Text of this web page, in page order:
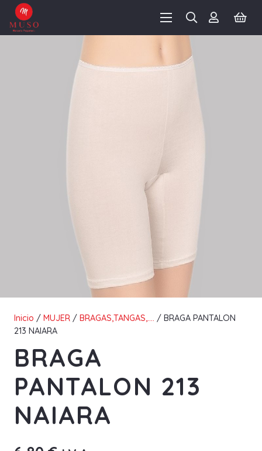
Inicio / MUJER / BRAGAS,TANGAS,.... / BRAGA PANTALON
213 NAIARA
BRAGA
PANTALON 213
NAIARA